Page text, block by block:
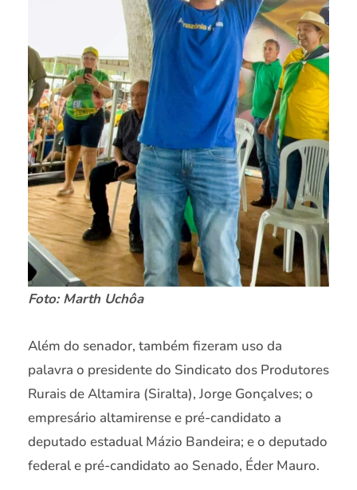
Foto: Marth Uchôa
Além do senador, também fizeram uso da
palavra o presidente do Sindicato dos Produtores
Rurais de Altamira (Siralta), Jorge Gonçalves; o
empresário altamirense e pré-candidato a
deputado estadual Mázio Bandeira; e o deputado
federal e pré-candidato ao Senado, Éder Mauro.